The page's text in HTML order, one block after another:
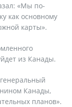
«Мы по-
как основному
карты».
из Канады.
Канады,
планов».